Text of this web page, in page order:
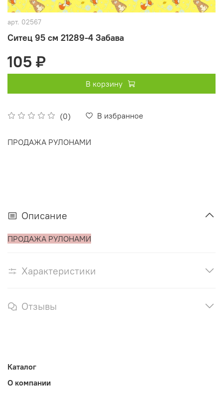
арт. 02567
Ситец 95 см 21289-4 Забава
(0) В избранное
105 ₽
В корзину
ПРОДАЖА РУЛОНАМИ
Описание
ПРОДАЖА РУЛОНАМИ
Характеристики
Отзывы
Каталог
О компании